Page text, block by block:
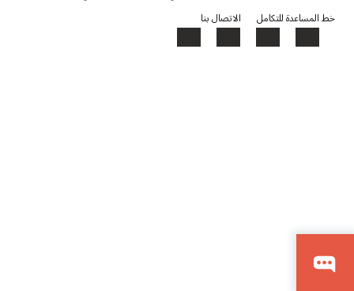
خط المساعدة للتكامل
الاتصال بنا
Facebook
X
LinkedIn
YouTube